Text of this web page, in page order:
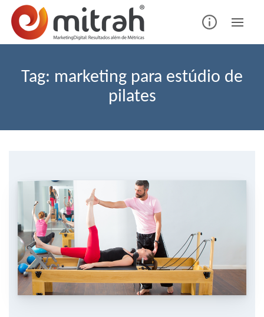
Skip
content
Tag: marketing para estúdio de
pilates